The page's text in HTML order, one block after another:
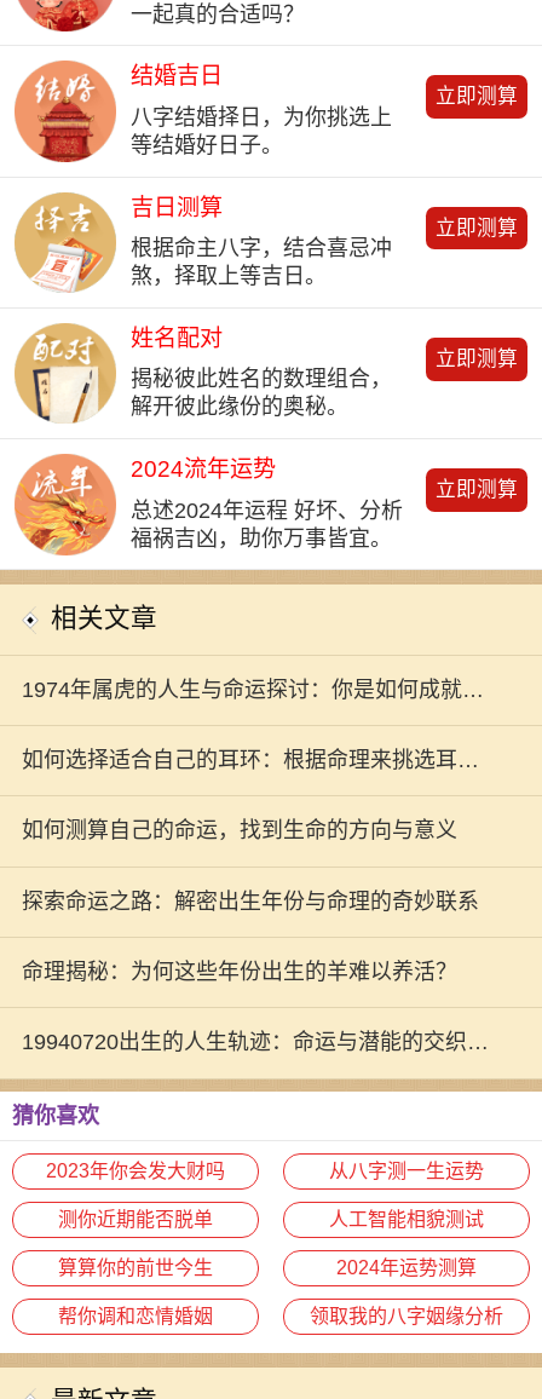
一起真的合适吗？
结婚吉日
八字结婚择日，为你挑选上
等结婚好日子。
立即测算
吉日测算
根据命主八字，结合喜忌冲
煞，择取上等吉日。
立即测算
姓名配对
揭秘彼此姓名的数理组合，
解开彼此缘份的奥秘。
立即测算
2024流年运势
总述2024年运程 好坏、分析
福祸吉凶，助你万事皆宜。
立即测算
相关文章
1974年属虎的人生与命运探讨：你是如何成就自
己的？
如何选择适合自己的耳环：根据命理来挑选耳饰
的智慧
如何测算自己的命运，找到生命的方向与意义
探索命运之路：解密出生年份与命理的奇妙联系
命理揭秘：为何这些年份出生的羊难以养活？
19940720出生的人生轨迹：命运与潜能的交织之
旅
猜你喜欢
2023年你会发大财吗 从八字测一生运势
测你近期能否脱单 人工智能相貌测试
算算你的前世今生 2024年运势测算
帮你调和恋情婚姻 领取我的八字姻缘分析